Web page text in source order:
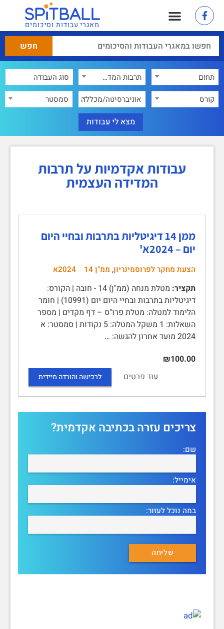
מאגרי עבודות וסיכומים
תחום
תרבות המדידה העצמית
קורס
אוניברסיטה/מכללה סמסטר
עבודות אקדמיות על תרבות
המדידה העצמית
ממן 14 דיגיטליות בתרבות ובחיי היום
יום – 2024א'
הצעת מחקר לפרוסמינריון, ממ"ן 14 2024א
תקציר:
מטלת מנחה (ממ"ן) 14 - חובה | הקורס:
דיגיטליות בתרבות ובחיי היום יום (10991) | חומר
הלימוד למטלה: מטלת פרו"ס – דף מקדים | מספר
השאלות: 1 משקל המטלה: 5 נקודות | סמסטר: א
2024 מועד אחרון להגשה: …
₪100.00
עוד פרטים
לרכישה והורדה מיידית
צריכים עזרה בכתיבה אקדמית?
שם:
אימייל:
במה נוכל לעזור: